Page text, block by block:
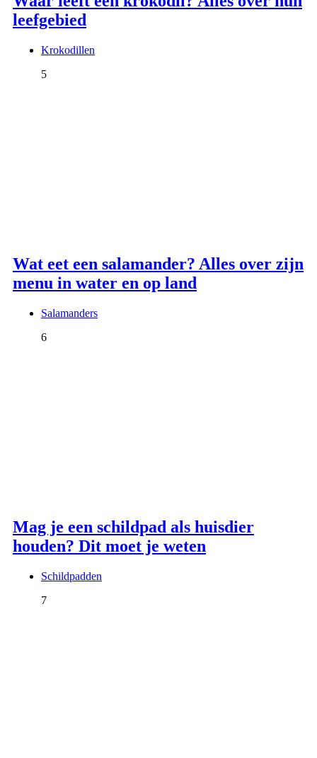
leefgebied
Krokodillen
5
Wat eet een salamander? Alles over zijn
menu in water en op land
Salamanders
6
Mag je een schildpad als huisdier
houden? Dit moet je weten
Schildpadden
7